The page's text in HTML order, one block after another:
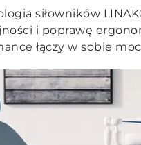
siłowników
i poprawę
łączy w sobie